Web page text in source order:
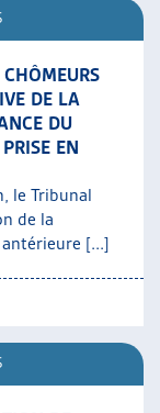
DE LA
DU
EN
le Tribunal
de la
[...]